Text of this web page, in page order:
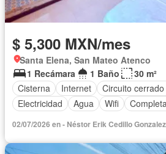
$ 5,300 MXN/mes
Santa Elena, San Mateo Atenco
1 Recámara
1 Baño
30 m²
Cisterna
Internet
Circuito
Electricidad
Agua Wifi
02/07/2026 en - Néstor Erik Cedillo Gonzalez